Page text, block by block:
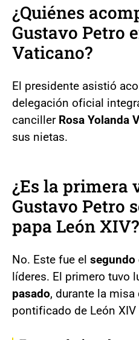
¿Quiénes
Gustavo Petro
Vaticano?
El presidente asistió
delegación oficial
canciller Rosa Yolanda
sus nietas.
¿Es la primera
Gustavo Petro
papa León XIV?
No. Este fue el segundo
líderes. El primero tuvo
pasado, durante la
pontificado de León